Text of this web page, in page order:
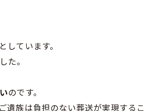
ています。
た。
のです。
族は負担のない葬送が実現するこ